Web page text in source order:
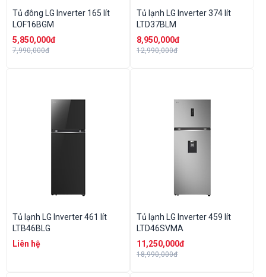
Tủ đông LG Inverter 165 lít
LOF16BGM
5,850,000đ
7,990,000đ
Tủ lạnh LG Inverter 374 lít
LTD37BLM
8,950,000đ
12,990,000đ
Tủ lạnh LG Inverter 461 lít
LTB46BLG
Liên hệ
Tủ lạnh LG Inverter 459 lít
LTD46SVMA
11,250,000đ
18,990,000đ